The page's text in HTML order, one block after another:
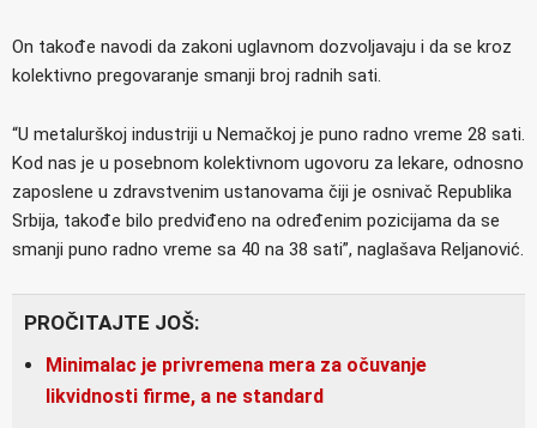
On takođe navodi da zakoni uglavnom dozvoljavaju i da se kroz
kolektivno pregovaranje smanji broj radnih sati.
“U metalurškoj industriji u Nemačkoj je puno radno vreme 28 sati.
Kod nas je u posebnom kolektivnom ugovoru za lekare, odnosno
zaposlene u zdravstvenim ustanovama čiji je osnivač Republika
Srbija, takođe bilo predviđeno na određenim pozicijama da se
smanji puno radno vreme sa 40 na 38 sati”, naglašava Reljanović.
PROČITAJTE JOŠ:
Minimalac je privremena mera za očuvanje
likvidnosti firme, a ne standard